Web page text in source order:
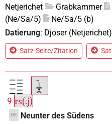
Netjerichet
Grabkammer
(Ne/Sa/5)
Ne/Sa/5 (b)
Datierung: Djoser (Netjerichet)
Satz-Seite/Zitation
9 rs(.j)
DE
Neunter des Südens